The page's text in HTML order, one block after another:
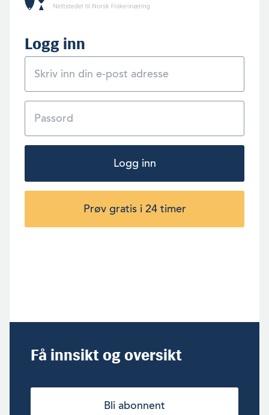
Logg inn
Logg inn
Prøv gratis i 24 timer
Få innsikt og oversikt
Bli abonnent